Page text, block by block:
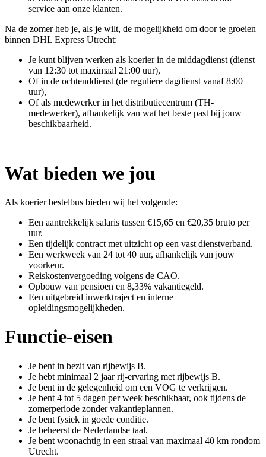
service aan onze klanten.
Na de zomer heb je, als je wilt, de mogelijkheid om door te groeien
binnen DHL Express Utrecht:
Je kunt blijven werken als koerier in de middagdienst (dienst
van 12:30 tot maximaal 21:00 uur),
Of in de ochtenddienst (de reguliere dagdienst vanaf 8:00
uur),
Of als medewerker in het distributiecentrum (TH-
medewerker), afhankelijk van wat het beste past bij jouw
beschikbaarheid.
Wat bieden we jou
Als koerier bestelbus bieden wij het volgende:
Een aantrekkelijk salaris tussen €15,65 en €20,35 bruto per
uur.
Een tijdelijk contract met uitzicht op een vast dienstverband.
Een werkweek van 24 tot 40 uur, afhankelijk van jouw
voorkeur.
Reiskostenvergoeding volgens de CAO.
Opbouw van pensioen en 8,33% vakantiegeld.
Een uitgebreid inwerktraject en interne
opleidingsmogelijkheden.
Functie-eisen
Je bent in bezit van rijbewijs B.
Je hebt minimaal 2 jaar rij-ervaring met rijbewijs B.
Je bent in de gelegenheid om een VOG te verkrijgen.
Je bent 4 tot 5 dagen per week beschikbaar, ook tijdens de
zomerperiode zonder vakantieplannen.
Je bent fysiek in goede conditie.
Je beheerst de Nederlandse taal.
Je bent woonachtig in een straal van maximaal 40 km rondom
Utrecht.